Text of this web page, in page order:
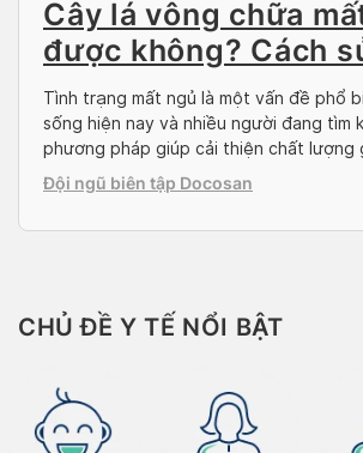
Cây lá vông chữa
được không? Cách
an toàn, hiệu quả
Tình trạng mất ngủ là một vấn đề phổ
sống hiện nay và nhiều người đang tìm
phương pháp giúp cải thiện chất lượng
cách tự nhiên. Do đó, phương pháp
mất ngủ đang được nhiều người quan
Đội ngũ biên tập Docosan
CHỦ ĐỀ Y TẾ NỔI BẬT